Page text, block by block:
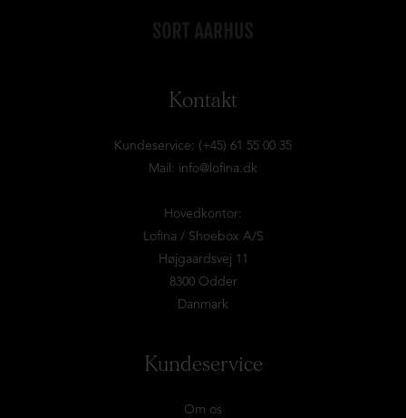
Kontakt
Kundeservice: (+45) 61 55 00 35
Mail: info@lofina.dk
Hovedkontor:
Lofina / Shoebox A/S
Højgaardsvej 11
8300 Odder
Danmark
Kundeservice
Om os